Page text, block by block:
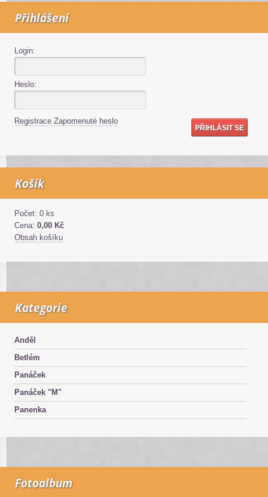
Přihlášení
Login:
Heslo:
Registrace Zapomenuté heslo
Košík
Počet: 0 ks
Cena: 0,00 Kč
Obsah košíku
Kategorie
Anděl
Betlém
Panáček
Panáček "M"
Panenka
Fotoalbum